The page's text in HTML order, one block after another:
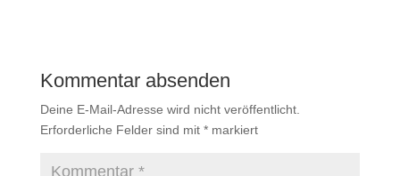
Kommentar absenden
Deine E-Mail-Adresse wird nicht veröffentlicht.
Erforderliche Felder sind mit *markiert